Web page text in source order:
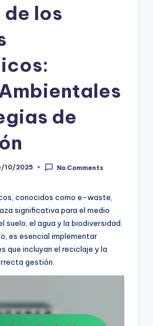
los
de
10/2025 No Comments
conocidos como e-waste,
significativa para el medio
el agua y la biodiversidad.
es esencial implementar
que incluyan el reciclaje y la
gestión.